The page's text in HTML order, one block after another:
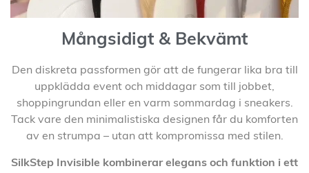
Mångsidigt & Bekvämt
Den diskreta passformen gör att de fungerar lika bra till
uppklädda event och middagar som till jobbet,
shoppingrundan eller en varm sommardag i sneakers.
Tack vare den minimalistiska designen får du komforten
av en strumpa – utan att kompromissa med stilen.
SilkStep Invisible kombinerar elegans och funktion i ett